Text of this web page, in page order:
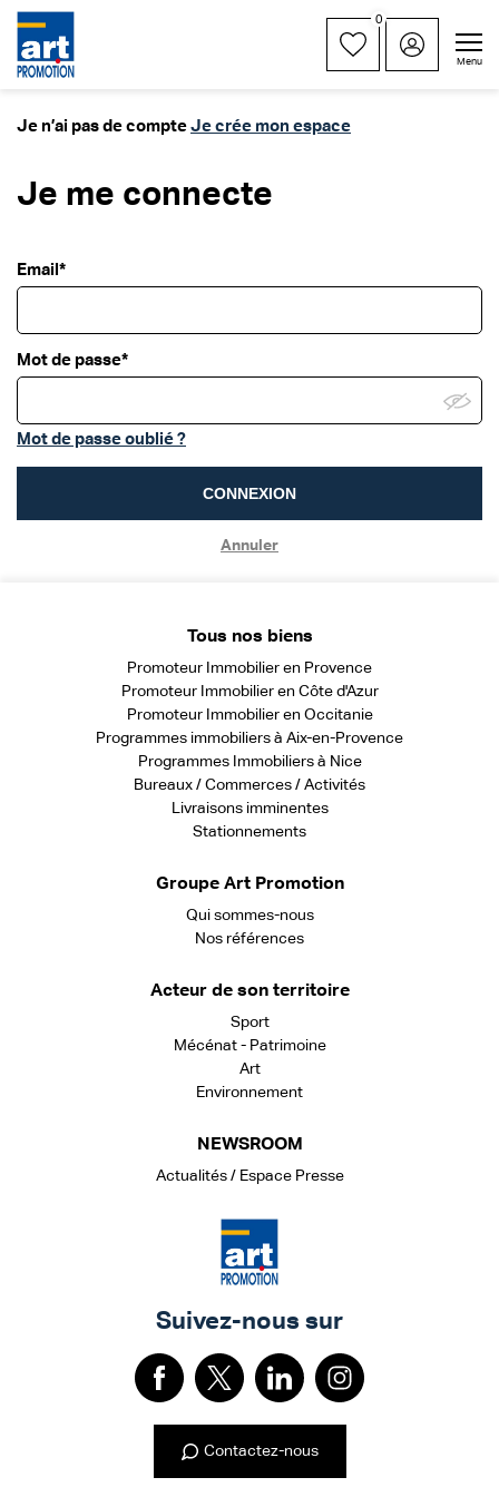
0
Menu
Je n’ai pas de compte Je crée mon espace
Je me connecte
Email*
Mot de passe*
Mot de passe oublié ?
CONNEXION
Annuler
Tous nos biens
Promoteur Immobilier en Provence
Promoteur Immobilier en Côte d'Azur
Promoteur Immobilier en Occitanie
Programmes immobiliers à Aix-en-Provence
Programmes Immobiliers à Nice
Bureaux / Commerces / Activités
Livraisons imminentes
Stationnements
Groupe Art Promotion
Qui sommes-nous
Nos références
Acteur de son territoire
Sport
Mécénat - Patrimoine
Art
Environnement
NEWSROOM
Actualités / Espace Presse
Suivez-nous sur
Contactez-nous